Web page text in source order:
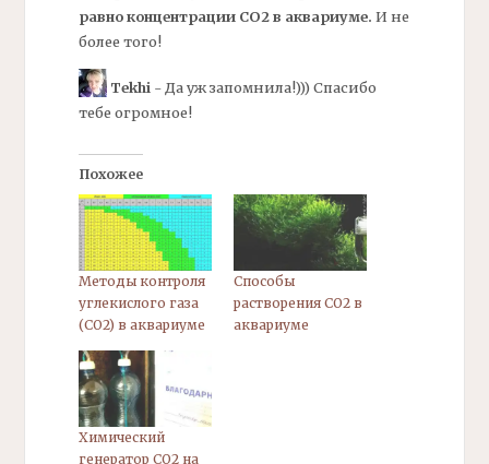
равно концентрации СО2 в аквариуме. И не
более того!
Tekhi- Да уж запомнила!))) Спасибо
тебе огромное!
Похожее
Методы контроля
углекислого газа
(СО2) в аквариуме
Способы
растворения СО2 в
аквариуме
Химический
генератор СО2 на